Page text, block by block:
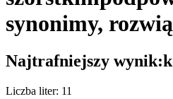
synonimy,
Najtrafniejszy wynik:
Liczba liter: 11